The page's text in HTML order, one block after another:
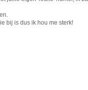
bij is dus ik hou me sterk!